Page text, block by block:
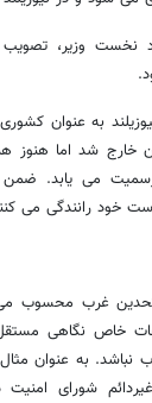
نخست وزیر،
اینکه در سال ۱۹۰۷ نیوزیلند
خارج شد اما هنوز
می یابد. ضمن
خود رانندگی می
غرب محسوب
خاص نگاهی
نباشد. به عنوان
شورای